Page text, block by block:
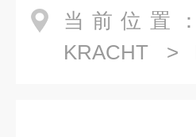
当前位置：
KRACHT >